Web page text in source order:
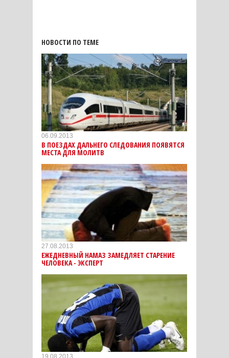
НОВОСТИ ПО ТЕМЕ
06.09.2013
В ПОЕЗДАХ ДАЛЬНЕГО СЛЕДОВАНИЯ ПОЯВЯТСЯ
МЕСТА ДЛЯ МОЛИТВ
27.08.2013
ЕЖЕДНЕВНЫЙ НАМАЗ ЗАМЕДЛЯЕТ СТАРЕНИЕ
ЧЕЛОВЕКА - ЭКСПЕРТ
19.08.2013